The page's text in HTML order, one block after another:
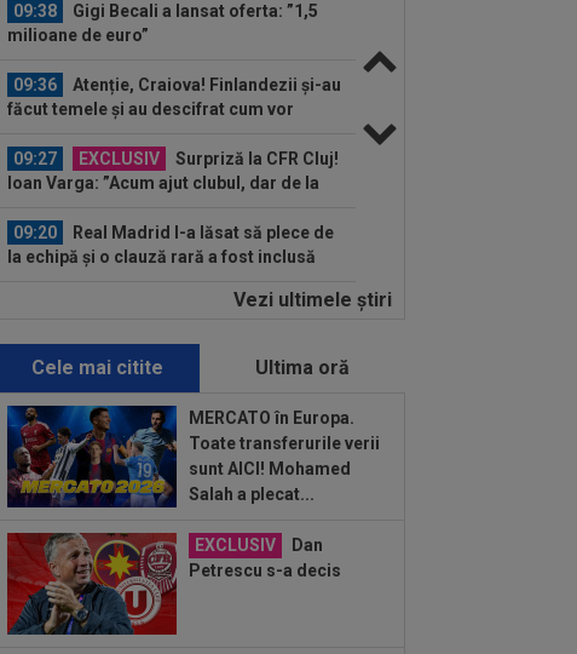
09:38
Gigi Becali a lansat oferta: ”1,5
milioane de euro”
09:36
Atenție, Craiova! Finlandezii și-au
făcut temele și au descifrat cum vor
09:27
EXCLUSIV
Surpriză la CFR Cluj!
Ioan Varga: ”Acum ajut clubul, dar de la
09:20
Real Madrid l-a lăsat să plece de
la echipă și o clauză rară a fost inclusă
40.000.000€ pentru transfer! Inter
09:16
Prins în fapt! Oamenii legii au
deschis portbagajul unui taximetrist din...
09:04 VIDEO EXCLUSIV
Adrian
Cristea, la Interviurile Digi Sport. ”Borcea
a avut succes mai mare la...
josnic, viclean și parșiv pe care l-am
văzut...
09:53
A venit anunțul cel mare: Vinicius
Junior a spus "DA" și semnează!
Vezi ultimele ştiri
Cele mai citite Ultima oră
MERCATO în Europa.
Toate transferurile verii
sunt AICI! Mohamed
Salah a plecat...
EXCLUSIV
Dan
Petrescu s-a decis